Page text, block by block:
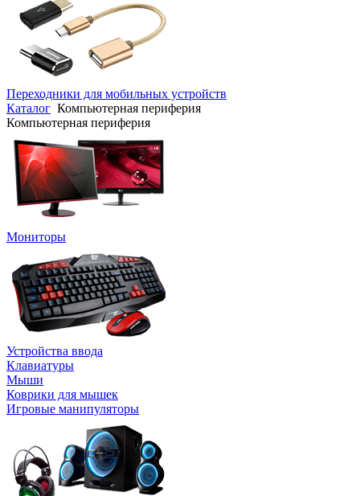
Переходники для мобильных устройств
Каталог Компьютерная периферия
Компьютерная периферия
Мониторы
Устройства ввода
Клавиатуры
Мыши
Коврики для мышек
Игровые манипуляторы